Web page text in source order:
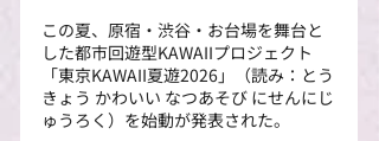
この夏、原宿・渋谷・お台場を舞台と
した都市回遊型KAWAIIプロジェクト
「東京KAWAII夏遊2026」（読み：とう
きょう かわいい なつあそび にせんにじ
ゅうろく）を始動が発表された。